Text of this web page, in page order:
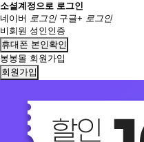
소셜계정으로 로그인
네이버 로그인 구글+ 로그인
비회원 성인인증
휴대폰 본인확인
봉봉몰 회원가입
회원가입